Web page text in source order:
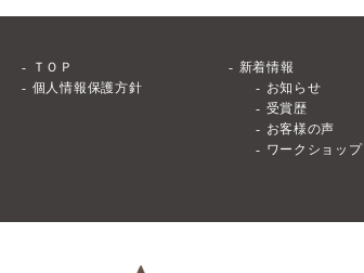
ＴＯＰ
個人情報保護方針
新着情報
お知らせ
受賞歴
お客様の声
ワークショップ